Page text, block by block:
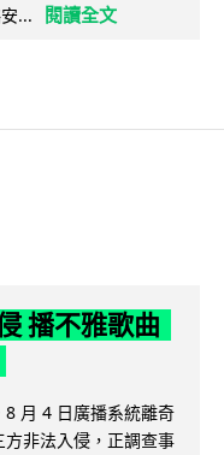
...
閱讀全文
播不雅歌曲
月 4 日廣播系統離奇
非法入侵，正調查事